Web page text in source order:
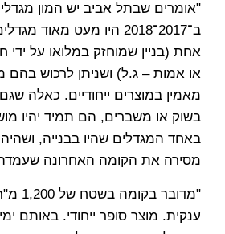
"אומרים שבתל אביב יש המון
ב־2017־2018 היו מעט
אחת (בניין שמוחזק במלואו על ידי
או אמות – ג.ל) ושניתן לרכוש בהם
מאמין במוצרים ייחודיים. כאלה
בשוק או משברים, הם תמיד יהיו
באחד המגדלים שהיו בבנייה, ושהיה
מסירה את הקומה האחרונה
ענקית. מוצר סופר ייחודי. באותם